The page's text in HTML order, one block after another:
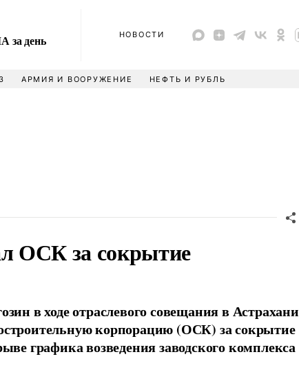
за день НОВОСТИ
АРМИЯ И ВООРУЖЕНИЕ НЕФТЬ И РУБЛЬ
ОСК за сокрытие
в ходе отраслевого совещания в Астрахани
корпорацию (ОСК) за сокрытие
графика возведения заводского комплекса